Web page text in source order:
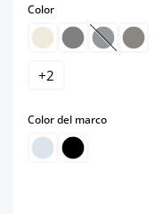
Colorselect
(Esta
+2
Color del marcoselect